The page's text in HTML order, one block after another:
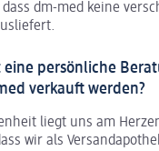
dm-med keine
eine persönliche
verkauft werden?
liegt uns am
wir als